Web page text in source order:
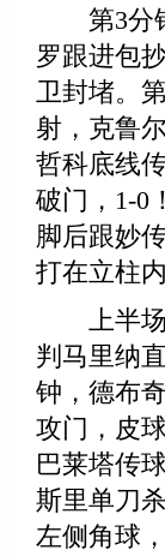
第3分钟
罗跟进包
卫封堵。
射，克鲁
哲科底线
破门，1-0
脚后跟妙
打在立柱
上半场
判马里纳
钟，德布
攻门，皮
巴莱塔传
斯里单刀
左侧角球